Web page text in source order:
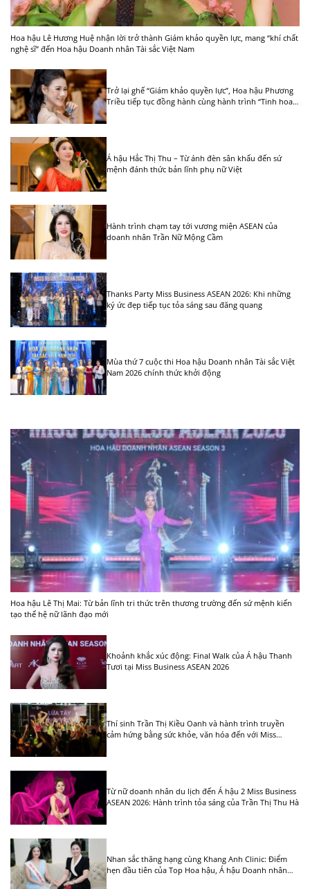
Hoa hậu Lê Hương Huệ nhận lời trở thành Giám khảo quyền lực, mang “khí chất
nghệ sĩ” đến Hoa hậu Doanh nhân Tài sắc Việt Nam
Trở lại ghế “Giám khảo quyền lực”, Hoa hậu Phương
Triều tiếp tục đồng hành cùng hành trình “Tinh hoa
Á hậu Hắc Thị Thu – Từ ánh đèn sân khấu đến sứ
mệnh đánh thức bản lĩnh phụ nữ Việt
Hành trình chạm tay tới vương miện ASEAN của
doanh nhân Trần Nữ Mộng Cầm
Thanks Party Miss Business ASEAN 2026: Khi những
ký ức đẹp tiếp tục tỏa sáng sau đăng quang
Mùa thứ 7 cuộc thi Hoa hậu Doanh nhân Tài sắc Việt
Nam 2026 chính thức khởi động
Hoa hậu Lê Thị Mai: Từ bản lĩnh tri thức trên thương trường đến sứ mệnh kiến
tạo thế hệ nữ lãnh đạo mới
Khoảnh khắc xúc động: Final Walk của Á hậu Thanh
Tươi tại Miss Business ASEAN 2026
Thí sinh Trần Thị Kiều Oanh và hành trình truyền
cảm hứng bằng sức khỏe, văn hóa đến với Miss
Từ nữ doanh nhân du lịch đến Á hậu 2 Miss Business
ASEAN 2026: Hành trình tỏa sáng của Trần Thị Thu Hà
Nhan sắc thăng hạng cùng Khang Anh Clinic: Điểm
hẹn đầu tiên của Top Hoa hậu, Á hậu Doanh nhân